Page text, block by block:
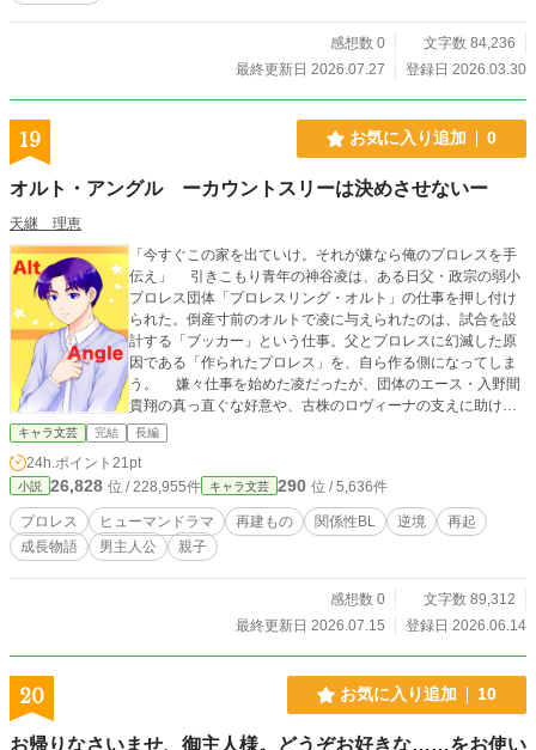
の苦悩をよそに、同居生活はヒートアップしていく。 「ね
え、センセ。近距離の撃ち合い（インファイト）は、先に思
体を隠した『神プレイヤー』と、ワケありJKが紡ぐ、盤面と
ORANTあたりだと思ってください ※真面目にFPSをお勉強す
る回もあります
感想数 0
文字数 84,236
最終更新日 2026.07.27
登録日 2026.03.30
19 お気に入り追加 0
オルト・アングル ーカウントスリーは決めさせないー
天継 理恵
「今すぐこの家を出ていけ。それが嫌なら俺のプロレスを手
伝え」 引きこもり青年の神谷凌は、ある日父・政宗の弱小
プロレス団体「プロレスリング・オルト」の仕事を押し付け
られた。倒産寸前のオルトで凌に与えられたのは、試合を設
計する「ブッカー」という仕事。父とプロレスに幻滅した原
因である「作られたプロレス」を、自ら作る側になってしま
う。 嫌々仕事を始めた凌だったが、団体のエース・入野間
貴翔の真っ直ぐな好意や、古株のロヴィーナの支えに助けら
れ、やがてプロレスにまた惹かれていく。 ——過去の傷、
父への怒り、貴翔への戸惑い。 様々な想いを抱えながら、
凌は父と対峙し、団体の未来を懸けた旗揚げ記念興行に挑む
ことになる。
キャラ文芸 完結 長編
24h.ポイント 21pt
小説 26,828 位 / 228,955件 キャラ文芸 290 位 / 5,636件
プロレス ヒューマンドラマ 再建もの 関係性BL 逆境
再起
成長物語
男主人公 親子
感想数 0
文字数 89,312
最終更新日 2026.07.15
登録日 2026.06.14
20 お気に入り追加 10
お帰りなさいませ、御主人様。どうぞお好きな……をお使い